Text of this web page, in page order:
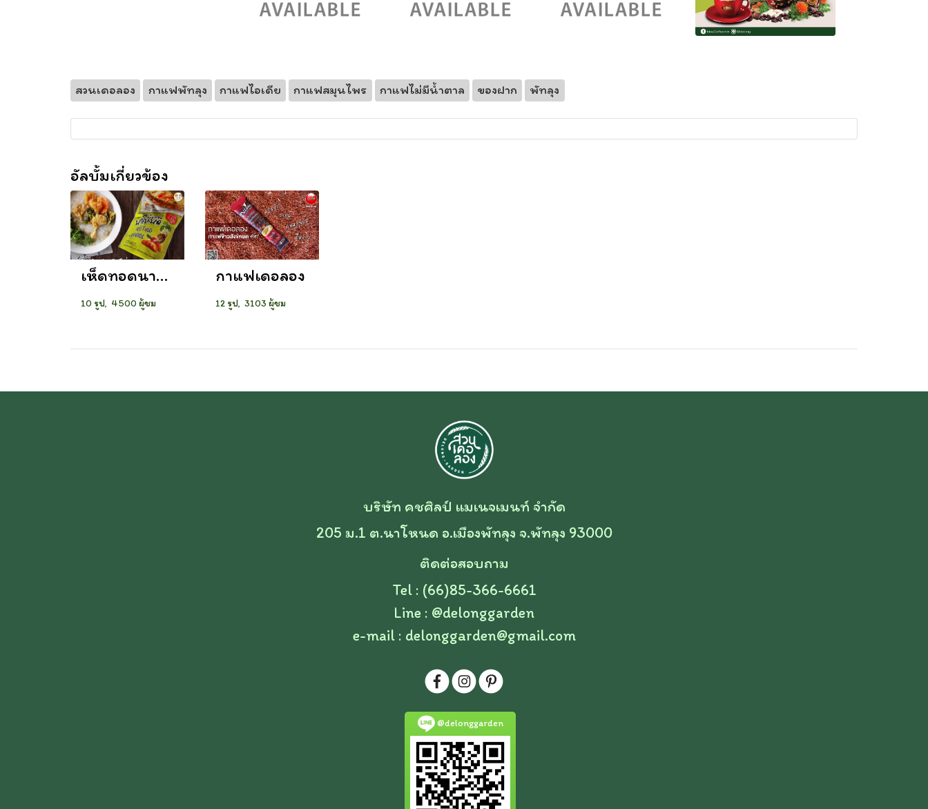
สวนเดอลอง กาแฟพัทลุง กาแฟไอเดีย กาแฟสมุนไพร กาแฟไม่มีน้ำตาล ของฝาก พัทลุง
อัลบั้มเกี่ยวข้อง
เห็ดทอดนาโหนด
10 รูป, 4500 ผู้ชม
กาแฟเดอลอง
12 รูป, 3103 ผู้ชม
บริษัท คชศิลป์ แมเนจเมนท์ จำกัด
205 ม.1 ต.นาโหนด อ.เมืองพัทลุง จ.พัทลุง 93000
ติดต่อสอบถาม
Tel : (66)85-366-6661
Line : @delonggarden
e-mail : delonggarden@gmail.com
@delonggarden